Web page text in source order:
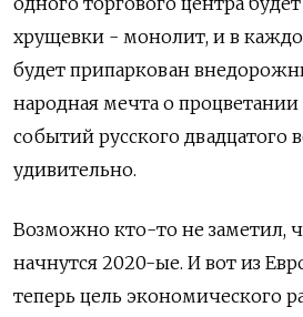
хрущевки - монолит,‌ и в
будет припаркован
народная мечта о процветании
событий русского двадцатого
удивительно.
Возможно кто-то не заметил,‌
начнутся 2020-ые. И вот из
теперь цель экономического